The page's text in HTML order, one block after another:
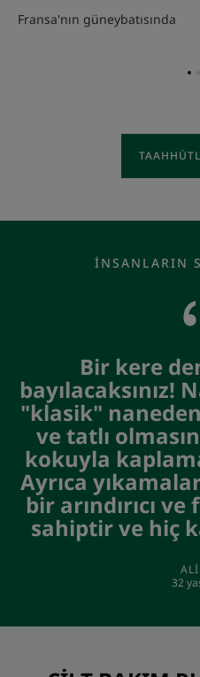
Fransa'nın güneybatısında
İNSANLARIN
Bir kere
bayılacaksınız!
"klasik"
ve tatlı
kokuyla
Ayrıca
bir arındırıcı
sahiptir ve hiç
32